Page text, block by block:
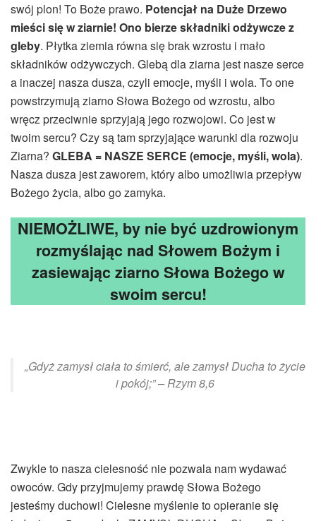
swój plon! To Boże prawo. Potencjał na Duże Drzewo
mieści się w ziarnie! Ono bierze składniki odżywcze z
gleby. Płytka ziemia równa się brak wzrostu i mało
składników odżywczych. Glebą dla ziarna jest nasze serce
a inaczej nasza dusza, czyli emocje, myśli i wola. To one
powstrzymują ziarno Słowa Bożego od wzrostu, albo
wręcz przeciwnie sprzyjają jego rozwojowi. Co jest w
twoim sercu? Czy są tam sprzyjające warunki dla rozwoju
Ziarna? GLEBA = NASZE SERCE (emocje, myśli, wola).
Nasza dusza jest zaworem, który albo umożliwia przepływ
Bożego życia, albo go zamyka.
NIEMOŻLIWE, by nie być uzdrowionym
rozmyślając nad Słowem Bożym i
zasiewając ziarno Słowa Bożego w
swoim sercu!
„Gdyż zamysł ciała to śmierć, ale zamysł Ducha to życie
i pokój;” – Rzym 8,6
Zwykle to nasza cielesność nie pozwala nam wydawać
owoców. Gdy przyjmujemy prawdę Słowa Bożego
jesteśmy duchowi! Cielesne myślenie to opieranie się